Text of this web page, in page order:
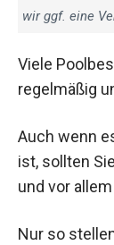
wir ggf. eine
Viele
regelmäßig
Auch wenn
ist, sollten
und vor
Nur so